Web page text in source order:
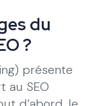
du
?
présente
au SEO